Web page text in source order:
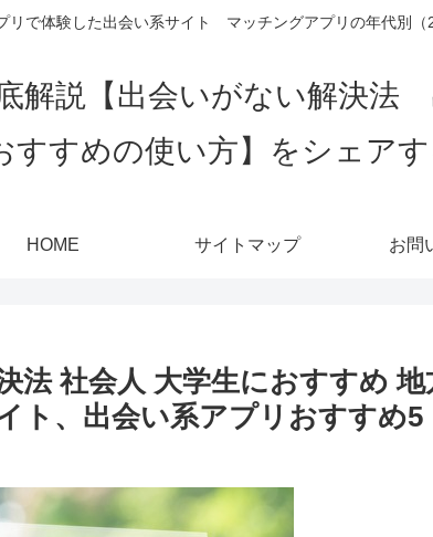
リで体験した出会い系サイト マッチングアプリの年代別
解説【出会いがない解決
すすめの使い方】をシェ
HOME サイトマップ お問
法 社会人 大学生におすすめ 地
ト、出会い系アプリおすすめ5